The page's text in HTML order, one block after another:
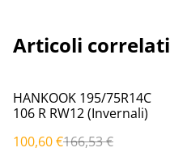
Articoli correlati
%
HANKOOK 195/75R14C
106 R RW12 (Invernali)
100,60 €166,53 €